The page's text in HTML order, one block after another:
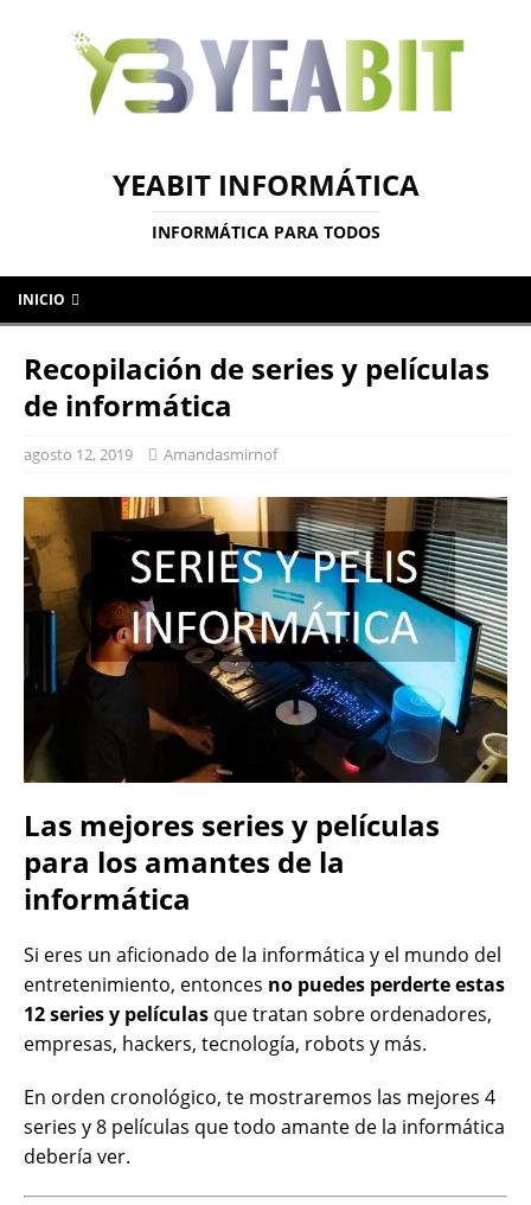
YEABIT INFORMÁTICA
INFORMÁTICA PARA TODOS
INICIO
Recopilación de series y películas
de informática
agosto 12, 2019 Amandasmirnof
Las mejores series y películas
para los amantes de la
informática
Si eres un aficionado de la informática y el mundo del
entretenimiento, entonces no puedes perderte estas
12 series y películas que tratan sobre ordenadores,
empresas, hackers, tecnología, robots y más.
En orden cronológico, te mostraremos las mejores 4
series y 8 películas que todo amante de la informática
debería ver.